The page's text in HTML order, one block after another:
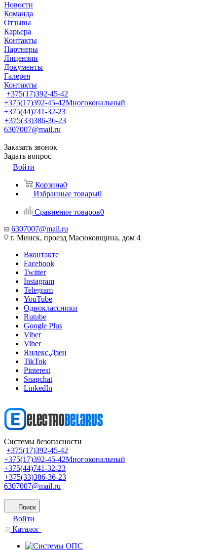
Новости
Команда
Отзывы
Карьера
Контакты
Партнеры
Лицензии
Документы
Галерея
Контакты
+375(17)392-45-42
+375(17)392-45-42Многокональный
+375(44)741-32-23
+375(33)386-36-23
6307007@mail.ru
Заказать звонок
Задать вопрос
Войти
Корзина0
Избранные товары0
Сравнение товаров0
6307007@mail.ru
г. Минск, проезд Масюковщина, дом 4
Вконтакте
Facebook
Twitter
Instagram
Telegram
YouTube
Одноклассники
Rutube
Google Plus
Viber
Viber
Яндекс.Дзен
TikTok
Pinterest
Snapchat
LinkedIn
Системы безопасности
+375(17)392-45-42
+375(17)392-45-42Многокональный
+375(44)741-32-23
+375(33)386-36-23
6307007@mail.ru
Поиск
Войти
Каталог